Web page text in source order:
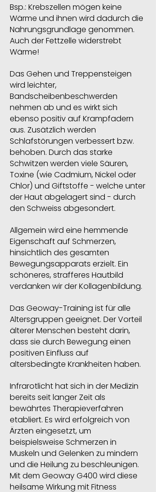
Bsp.: Krebszellen mögen keine
Wärme und ihnen wird dadurch die
Nahrungsgrundlage genommen.
Auch der Fettzelle widerstrebt
Wärme!
Das Gehen und Treppensteigen
wird leichter,
Bandscheibenbeschwerden
nehmen ab und es wirkt sich
ebenso positiv auf Krampfadern
aus. Zusätzlich werden
Schlafstörungen verbessert bzw.
behoben. Durch das starke
Schwitzen werden viele Säuren,
Toxine (wie Cadmium, Nickel oder
Chlor) und Giftstoffe - welche unter
der Haut abgelagert sind - durch
den Schweiss abgesondert.
Allgemein wird eine hemmende
Eigenschaft auf Schmerzen,
hinsichtlich des gesamten
Bewegungsapparats erzielt. Ein
schöneres, strafferes Hautbild
verdanken wir der Kollagenbildung.
Das Geoway-Training ist für alle
Altersgruppen geeignet. Der Vorteil
älterer Menschen besteht darin,
dass sie durch Bewegung einen
positiven Einfluss auf
altersbedingte Krankheiten haben.
Infrarotlicht hat sich in der Medizin
bereits seit langer Zeit als
bewährtes Therapieverfahren
etabliert. Es wird erfolgreich von
Ärzten eingesetzt, um
beispielsweise Schmerzen in
Muskeln und Gelenken zu mindern
und die Heilung zu beschleunigen.
Mit dem Geoway G400 wird diese
heilsame Wirkung mit Fitness